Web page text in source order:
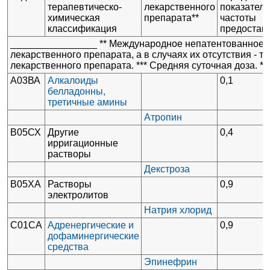
терапевтическо-
химическая
классификация
лекарственного
препарата**
показатель
частоты
________________ ** Международное непатентованное
лекарственного препарата, а в случаях их отсутствия -
лекарственного препарата. *** Средняя суточная доза.
А03ВА
Алкалоиды
белладонны,
третичные амины
0,1
Атропин
В05СХ
Другие
ирригационные
растворы
0,4
Декстроза
В05ХА
Растворы
электролитов
0,9
Натрия хлорид
С01СА Адренергические и
дофаминергические
средства
0,9
Эпинефрин